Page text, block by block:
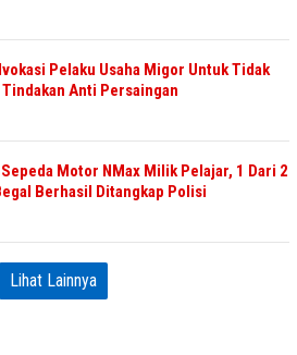
Pelaku Usaha Migor Untuk Tidak
Tindakan Anti Persaingan
Motor NMax Milik Pelajar, 1 Dari 2
Berhasil Ditangkap Polisi
Lihat Lainnya